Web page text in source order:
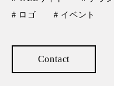
# ロゴ
# イベント
Contact